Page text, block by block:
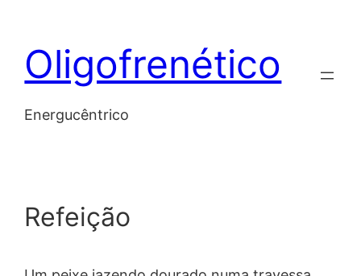
content
Oligofrenético
Energucêntrico
Refeição